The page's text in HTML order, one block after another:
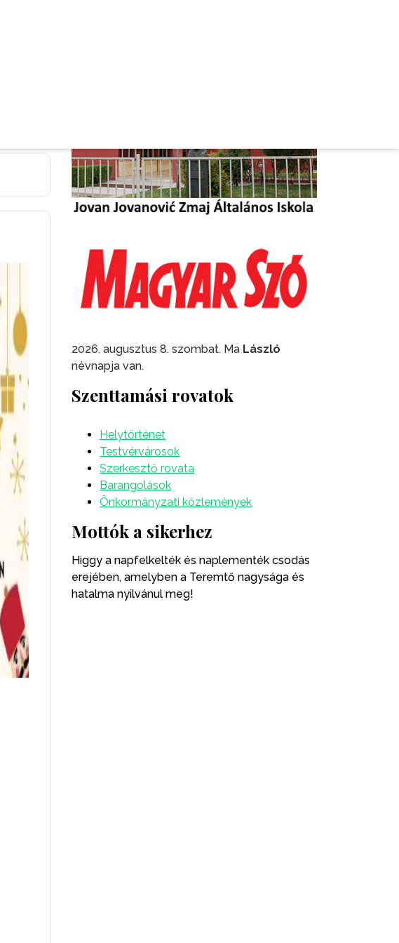
2026. augusztus 8. szombat. Ma László
névnapja van.
Szenttamási rovatok
Helytörténet
Testvérvárosok
Szerkesztő rovata
Barangolások
Önkormányzati közlemények
Mottók a sikerhez
Higgy a napfelkelték és naplementék csodás
erejében, amelyben a Teremtő nagysága és
hatalma nyilvánul meg!